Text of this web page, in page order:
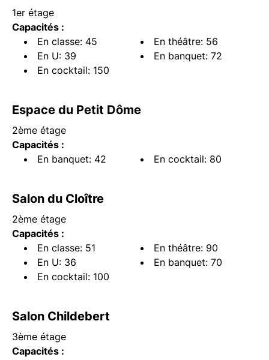
1er étage
Capacités :
En classe: 45
En théâtre: 56
En U: 39
En banquet: 72
En cocktail: 150
Espace du Petit Dôme
2ème étage
Capacités :
En banquet: 42
En cocktail: 80
Salon du Cloître
2ème étage
Capacités :
En classe: 51
En théâtre: 90
En U: 36
En banquet: 70
En cocktail: 100
Salon Childebert
3ème étage
Capacités :